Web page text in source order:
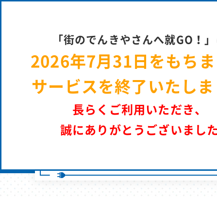
街のでん
「街のでんきやさんへ就GO！
2026年7月31日をもちま
サービスを終了いたしま
長らくご利用いただき、
誠にありがとうございました
街のでんきやさんへ就GO！ | パーソルエクセルＨＲパートナーズ 採